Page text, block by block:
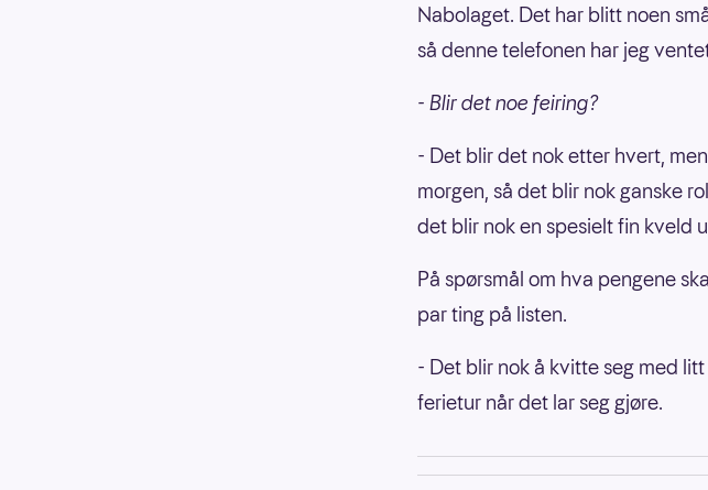
Nabolaget. Det har blitt noen
så denne telefonen har jeg
- Blir det noe feiring?
- Det blir det nok etter hvert,
morgen, så det blir nok ganske
det blir nok en spesielt fin kveld
På spørsmål om hva pengene
par ting på listen.
- Det blir nok å kvitte seg med
ferietur når det lar seg gjøre.